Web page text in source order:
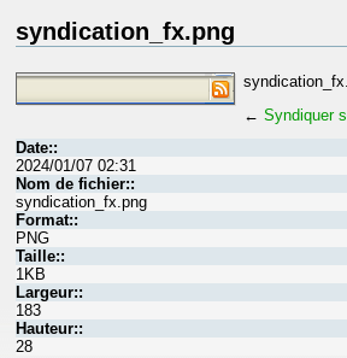
syndication_fx.png
←Syndiquer
Date::
2024/01/07 02:31
Nom de fichier::
syndication_fx.png
Format::
PNG
Taille::
1KB
Largeur::
183
Hauteur::
28